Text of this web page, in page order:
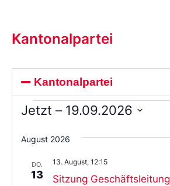
Kantonalpartei
Kantonalpartei
Jetzt – 19.09.2026
Sie
das
aus.
August 2026
DO.
13 Sitzung Geschäftsleitung
13. August, 12:15